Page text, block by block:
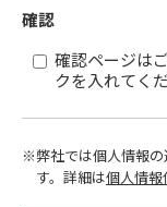
確認
確認ページは
クを入れてく
※弊社では個人情報の
す。 詳細は個人情